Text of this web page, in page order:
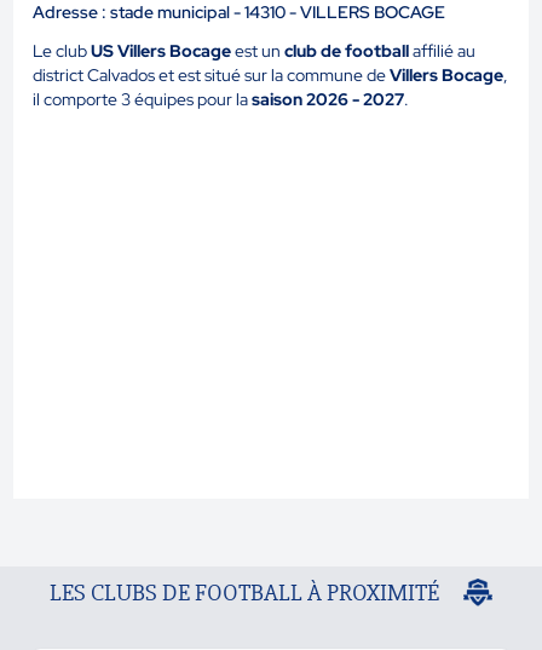
Adresse : stade municipal - 14310 - VILLERS BOCAGE
Le clubUS Villers Bocageest unclub de footballaffilié au
district Calvados et est situé sur la commune deVillers Bocage,
il comporte 3 équipes pour lasaison 2026 - 2027.
LES CLUBS DE FOOTBALL À PROXIMITÉ